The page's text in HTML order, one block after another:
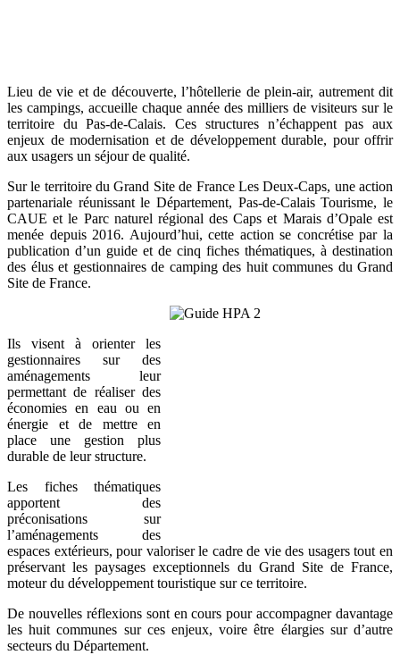
Lieu de vie et de découverte, l’hôtellerie de plein-air, autrement dit
les campings, accueille chaque année des milliers de visiteurs sur le
territoire du Pas-de-Calais. Ces structures n’échappent pas aux
enjeux de modernisation et de développement durable, pour offrir
aux usagers un séjour de qualité.
Sur le territoire du Grand Site de France Les Deux-Caps, une action
partenariale réunissant le Département, Pas-de-Calais Tourisme, le
CAUE et le Parc naturel régional des Caps et Marais d’Opale est
menée depuis 2016. Aujourd’hui, cette action se concrétise par la
publication d’un guide et de cinq fiches thématiques, à destination
des élus et gestionnaires de camping des huit communes du Grand
Site de France.
Ils visent à orienter les
gestionnaires sur des
aménagements leur
permettant de réaliser des
économies en eau ou en
énergie et de mettre en
place une gestion plus
durable de leur structure.
Les fiches thématiques
apportent des
préconisations sur
l’aménagements des
espaces extérieurs, pour valoriser le cadre de vie des usagers tout en
préservant les paysages exceptionnels du Grand Site de France,
moteur du développement touristique sur ce territoire.
De nouvelles réflexions sont en cours pour accompagner davantage
les huit communes sur ces enjeux, voire être élargies sur d’autre
secteurs du Département.